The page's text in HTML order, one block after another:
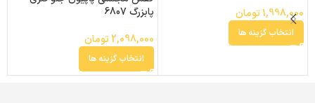
1,998,000تومان
انتخاب گزینه ها
پابزرگ 6807
2,098,000تومان
انتخاب گزینه ها